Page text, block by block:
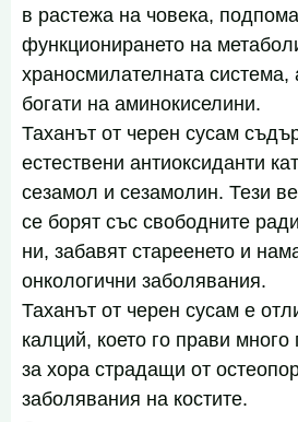
в растежа на човека,
функционирането на
храносмилателната система,
богати на аминокиселини.
Таханът от черен сусам
естествени антиоксиданти
сезамол и сезамолин. Тези
се борят със свободните
ни, забавят стареенето и
онкологични заболявания.
Таханът от черен сусам е
калций, което го прави много
за хора страдащи от
заболявания на костите.